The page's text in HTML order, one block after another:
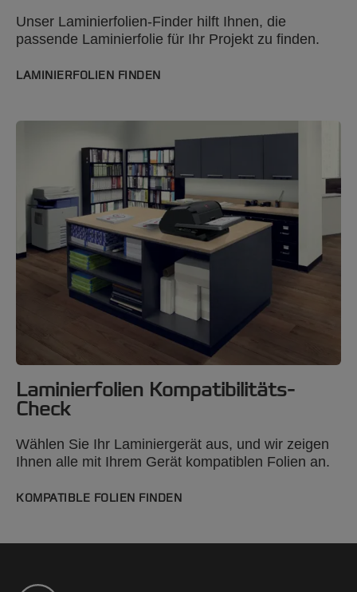
Unser Laminierfolien-Finder hilft Ihnen, die
passende Laminierfolie für Ihr Projekt zu finden.
LAMINIERFOLIEN FINDEN
Laminierfolien Kompatibilitäts-
Check
Wählen Sie Ihr Laminiergerät aus, und wir zeigen
Ihnen alle mit Ihrem Gerät kompatiblen Folien an.
KOMPATIBLE FOLIEN FINDEN